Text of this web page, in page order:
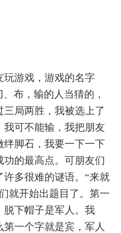
玩游戏，游戏的名字
布，输的人当猜的，
局两胜，我被选上了
可不能输，我把朋友
绊脚石，我要一下一下
的最高点。可朋友们
多很难的谜语。“来就
就开始出题目了。第一
脱下帽子是军人。我
一个字就是宾，军人